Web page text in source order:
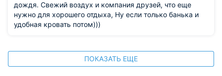
дождя. Свежий воздух и компания друзей, что еще
нужно для хорошего отдыха, Ну если только банька и
удобная кровать потом)))
ПОКАЗАТЬ ЕЩЕ